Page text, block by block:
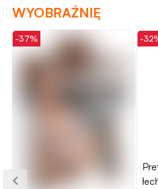
WYOBRAŹNIĘ
-37% -